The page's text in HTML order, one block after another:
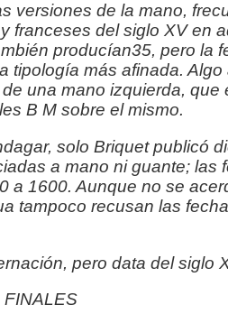
versiones de la mano,
franceses del siglo XV en
producían35, pero la
tipología más afinada.
una mano izquierda, que
B M sobre el mismo.
solo Briquet publicó
a mano ni guante; las
a 1600. Aunque no se
tampoco recusan las
pero data del siglo
FINALES